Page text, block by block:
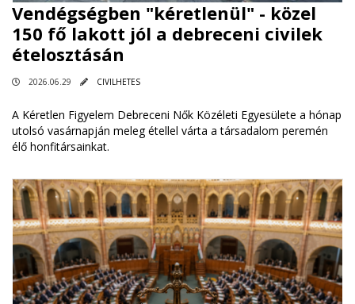
Vendégségben "kéretlenül" - közel
150 fő lakott jól a debreceni civilek
ételosztásán
2026.06.29 CIVILHETES
A Kéretlen Figyelem Debreceni Nők Közéleti Egyesülete a hónap
utolsó vasárnapján meleg étellel várta a társadalom peremén
élő honfitársainkat.